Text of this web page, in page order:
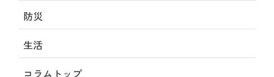
防災
生活
コラムトップ